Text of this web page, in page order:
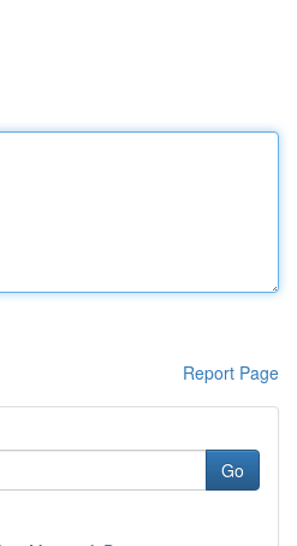
Report Page
Go